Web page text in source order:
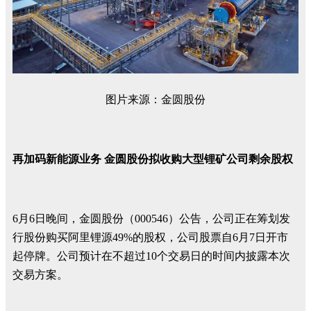
图片来源：金圆股份
再加码新能源业务 金圆股份拟收购大型锂矿公司剩余股权
6月6日晚间，金圆股份（000546）公告，公司正在筹划发
行股份购买阿里锂源49%的股权，公司股票自6月7日开市
起停牌。公司预计在不超过10个交易日的时间内披露本次
交易方案。